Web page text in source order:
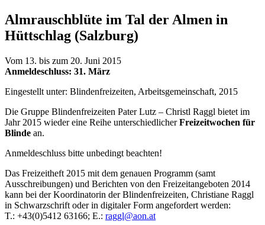
Almrauschblüte im Tal der Almen in
Hüttschlag (Salzburg)
Vom 13. bis zum 20. Juni 2015
Anmeldeschluss: 31. März
Eingestellt unter: Blindenfreizeiten, Arbeitsgemeinschaft, 2015
Die Gruppe Blindenfreizeiten Pater Lutz – Christl Raggl bietet im
Jahr 2015 wieder eine Reihe unterschiedlicherFreizeitwochen für
Blinde an.
Anmeldeschluss bitte unbedingt beachten!
Das Freizeitheft 2015 mit dem genauen Programm (samt
Ausschreibungen) und Berichten von den Freizeitangeboten 2014
kann bei der Koordinatorin der Blindenfreizeiten, Christiane Raggl
in Schwarzschrift oder in digitaler Form angefordert werden:
T.: +43(0)5412 63166; E.: raggl@aon.at